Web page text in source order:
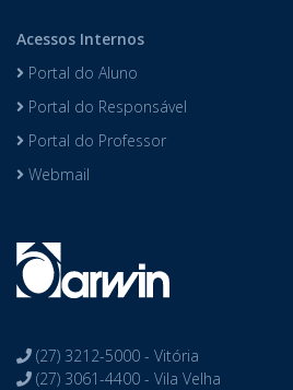
Acessos Internos
Portal do Aluno
Portal do Responsável
Portal do Professor
Webmail
(27) 3212-5000 - Vitória
(27) 3061-4400 - Vila Velha